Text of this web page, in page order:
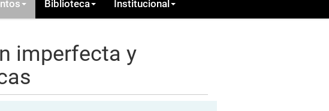
Biblioteca Institucional
imperfecta y